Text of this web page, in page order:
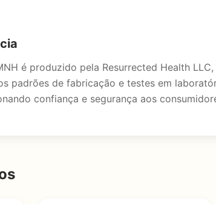
é produzido pela Resurrected Health
padrões de fabricação e testes em
confiança e segurança aos